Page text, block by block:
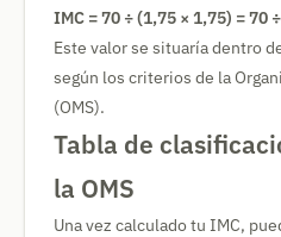
IMC = 70 ÷ (1,75 × 1,75) = 70
Este valor se situaría dentro
según los criterios de la
(OMS).
Tabla de
la OMS
Una vez calculado tu IMC,